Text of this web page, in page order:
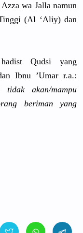
wa Jalla namun
(Al ‘Aliy) dan
Qudsi yang
Ibnu ’Umar r.a.:
tidak akan/mampu
beriman yang